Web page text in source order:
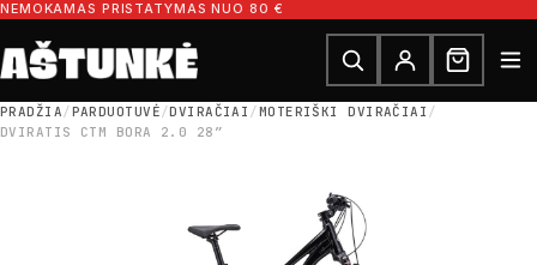
Pereiti prie turinio
NEMOKAMAS PRISTATYMAS NUO 80 €
Ieškoti dalių
Ieškoti
PRADŽIA/PARDUOTUVĖ/DVIRAČIAI /MOTERIŠKI DVIRAČIAI /
DVIRATIS CTM BORA 2.0 28″